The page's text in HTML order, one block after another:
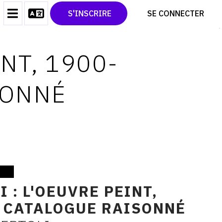
S'INSCRIRE SE CONNECTER
CONTACT
CGU
TWITTER
PINTEREST
1900-
: L'OEUVRE PEINT,
RAISONNÉ